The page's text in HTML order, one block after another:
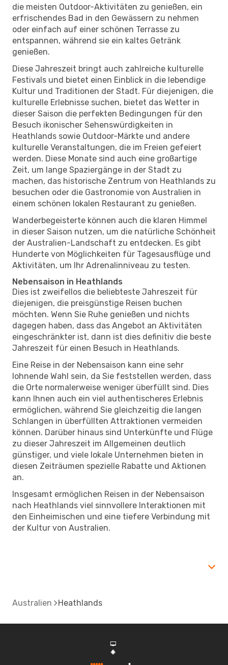
die meisten Outdoor-Aktivitäten zu genießen, ein
erfrischendes Bad in den Gewässern zu nehmen
oder einfach auf einer schönen Terrasse zu
entspannen, während sie ein kaltes Getränk
genießen.
Diese Jahreszeit bringt auch zahlreiche kulturelle
Festivals und bietet einen Einblick in die lebendige
Kultur und Traditionen der Stadt. Für diejenigen, die
kulturelle Erlebnisse suchen, bietet das Wetter in
dieser Saison die perfekten Bedingungen für den
Besuch ikonischer Sehenswürdigkeiten in
Heathlands sowie Outdoor-Märkte und andere
kulturelle Veranstaltungen, die im Freien gefeiert
werden. Diese Monate sind auch eine großartige
Zeit, um lange Spaziergänge in der Stadt zu
machen, das historische Zentrum von Heathlands zu
besuchen oder die Gastronomie von Australien in
einem schönen lokalen Restaurant zu genießen.
Wanderbegeisterte können auch die klaren Himmel
in dieser Saison nutzen, um die natürliche Schönheit
der Australien-Landschaft zu entdecken. Es gibt
Hunderte von Möglichkeiten für Tagesausflüge und
Aktivitäten, um Ihr Adrenalinniveau zu testen.
Nebensaison in Heathlands
Dies ist zweifellos die beliebteste Jahreszeit für
diejenigen, die preisgünstige Reisen buchen
möchten. Wenn Sie Ruhe genießen und nichts
dagegen haben, dass das Angebot an Aktivitäten
eingeschränkter ist, dann ist dies definitiv die beste
Jahreszeit für einen Besuch in Heathlands.
Eine Reise in der Nebensaison kann eine sehr
lohnende Wahl sein, da Sie feststellen werden, dass
die Orte normalerweise weniger überfüllt sind. Dies
kann Ihnen auch ein viel authentischeres Erlebnis
ermöglichen, während Sie gleichzeitig die langen
Schlangen in überfüllten Attraktionen vermeiden
können. Darüber hinaus sind Unterkünfte und Flüge
zu dieser Jahreszeit im Allgemeinen deutlich
günstiger, und viele lokale Unternehmen bieten in
diesen Zeiträumen spezielle Rabatte und Aktionen
an.
Insgesamt ermöglichen Reisen in der Nebensaison
nach Heathlands viel sinnvollere Interaktionen mit
den Einheimischen und eine tiefere Verbindung mit
der Kultur von Australien.
Australien Heathlands
d
A